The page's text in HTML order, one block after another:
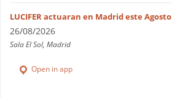
LUCIFER actuaran en Madrid este Agosto
26/08/2026
Sala El Sol, Madrid
Open in app